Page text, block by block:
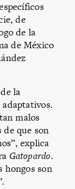
de
de la
de México
la
malos
de que son
explica
Gatopardo.
hongos son